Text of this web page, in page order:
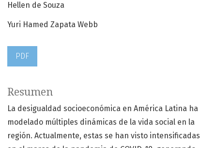
Hellen de Souza
Yuri Hamed Zapata Webb
PDF
Resumen
La desigualdad socioeconómica en América Latina ha
modelado múltiples dinámicas de la vida social en la
región. Actualmente, estas se han visto intensificadas